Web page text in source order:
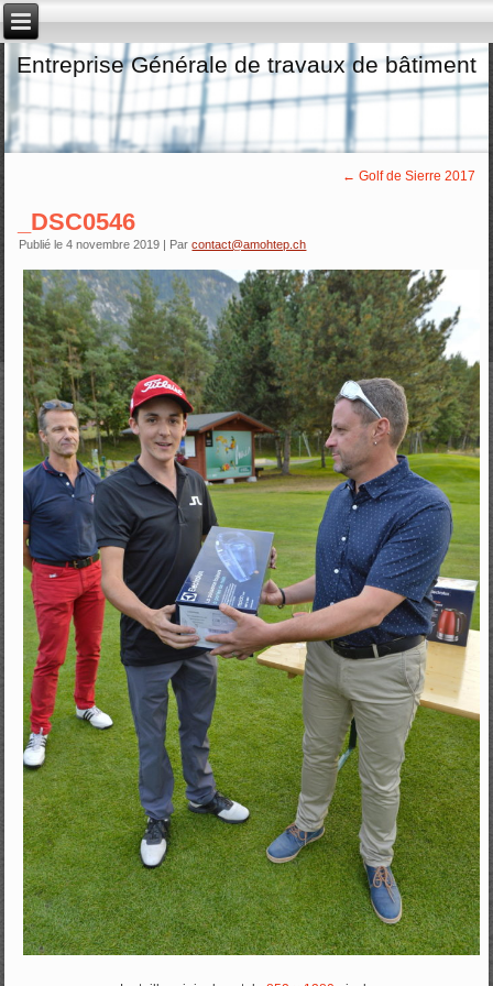
Entreprise Générale de travaux de bâtiment
← Golf de Sierre 2017
_DSC0546
Publié le 4 novembre 2019 | Par contact@amohtep.ch